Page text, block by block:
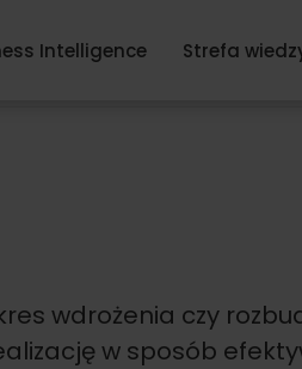
Intelligence Strefa
wdrożenia czy
w sposób